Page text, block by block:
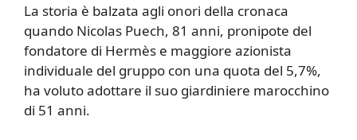
La storia è balzata agli onori della cronaca
quando Nicolas Puech, 81 anni, pronipote del
fondatore di Hermès e maggiore azionista
individuale del gruppo con una quota del 5,7%,
ha voluto adottare il suo giardiniere marocchino
di 51 anni.